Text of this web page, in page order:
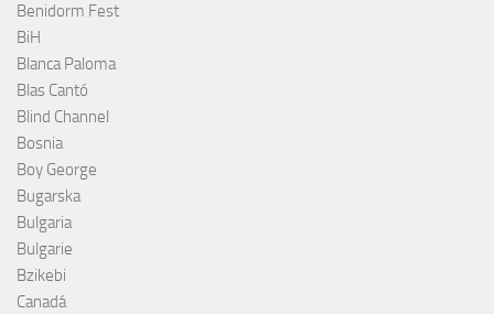
Benidorm Fest
BiH
Blanca Paloma
Blas Cantó
Blind Channel
Bosnia
Boy George
Bugarska
Bulgaria
Bulgarie
Bzikebi
Canadá